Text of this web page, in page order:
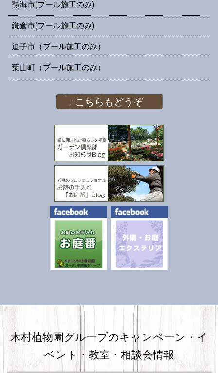
熱海市(プール施工のみ)
鎌倉市(プール施工のみ)
逗子市（プール施工のみ）
葉山町（プール施工のみ）
こちらもどうぞ
木村植物園グループのキャンペーン・ イ
ベント・教室・相談会情報